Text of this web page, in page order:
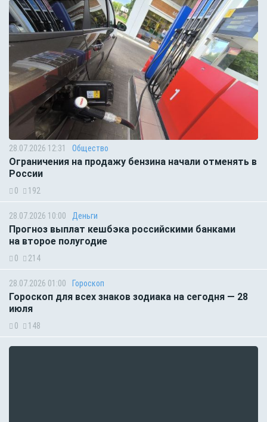
28.07.2026 12:31 Общество
Ограничения на продажу бензина начали отменять в
России
0 192
28.07.2026 10:00 Деньги
Прогноз выплат кешбэка российскими банками
на второе полугодие
0 214
28.07.2026 01:00 Гороскоп
Гороскоп для всех знаков зодиака на сегодня — 28
июля
0 148